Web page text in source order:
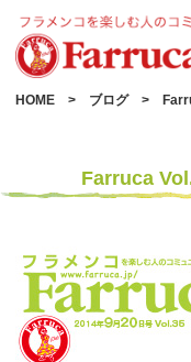
HOME ブログ
Farruca